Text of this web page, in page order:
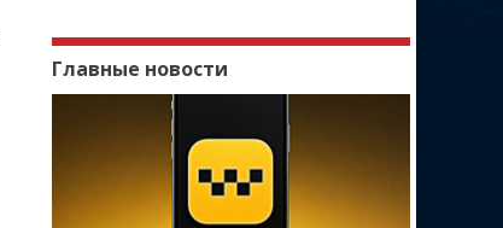
Главные новости